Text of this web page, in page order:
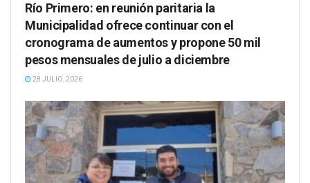
Río Primero: en reunión paritaria la
Municipalidad ofrece continuar con el
cronograma de aumentos y propone 50 mil
pesos mensuales de julio a diciembre
28 JULIO, 2026